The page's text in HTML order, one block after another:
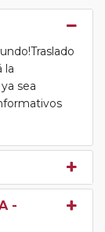
la
sea
-